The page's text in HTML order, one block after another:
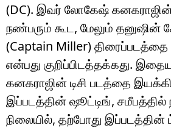
(DC). இவர் லோகேஷ் கனகராஜின்
நண்பரும் கூட, மேலும் தனுஷின்
(Captain Miller) திரைப்படத்தை
என்பது குறிப்பிடத்தக்கது.
கனகராஜின் டிசி படத்தை
இப்படத்தின் ஷூட்டிங்,
நிலையில், தற்போது இப்படத்தின்